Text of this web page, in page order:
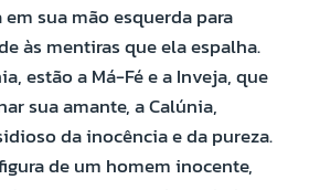
sua mão esquerda para
às mentiras que ela espalha.
estão a Má-Fé e a Inveja, que
sua amante, a Calúnia,
da inocência e da pureza.
de um homem inocente,